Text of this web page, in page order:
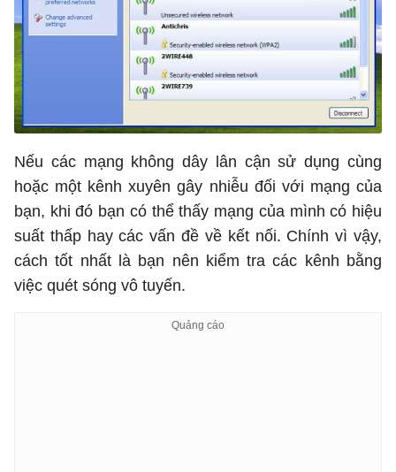
Nếu các mạng không dây lân cận sử dụng cùng
hoặc một kênh xuyên gây nhiễu đối với mạng của
bạn, khi đó bạn có thể thấy mạng của mình có hiệu
suất thấp hay các vấn đề về kết nối. Chính vì vậy,
cách tốt nhất là bạn nên kiểm tra các kênh bằng
việc quét sóng vô tuyến.